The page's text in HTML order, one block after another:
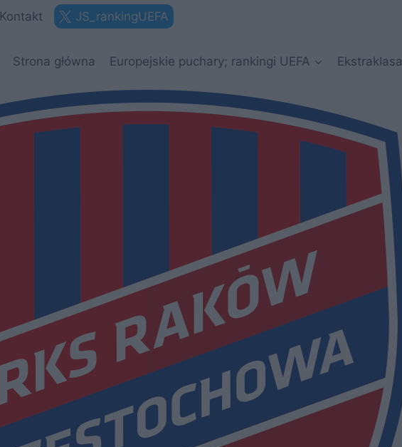
Kontakt JS_rankingUEFA
Strona główna Europejskie puchary; rankingi UEFA Ekstraklasa